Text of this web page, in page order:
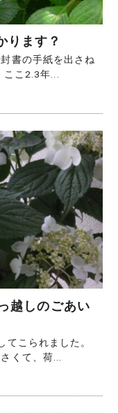
ります？
書の手紙を出さね
ここ2.3年...
越しのごあい
てこられました。
くて、荷...